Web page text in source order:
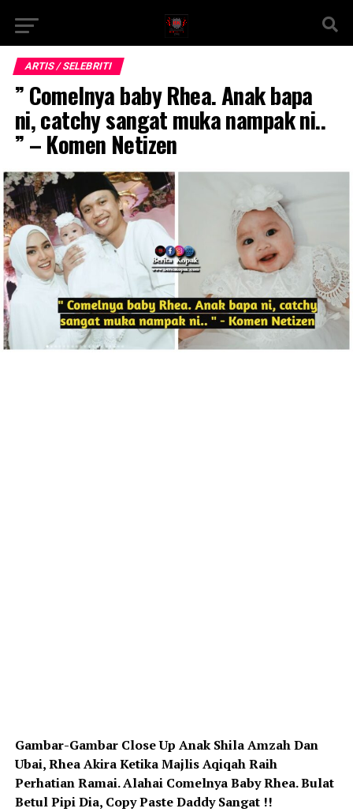
ARTIS / SELEBRITI
” Comelnya baby Rhea. Anak bapa
ni, catchy sangat muka nampak ni..
” – Komen Netizen
Gambar-Gambar Close Up Anak Shila Amzah Dan
Ubai, Rhea Akira Ketika Majlis Aqiqah Raih
Perhatian Ramai. Alahai Comelnya Baby Rhea. Bulat
Betul Pipi Dia, Copy Paste Daddy Sangat !!